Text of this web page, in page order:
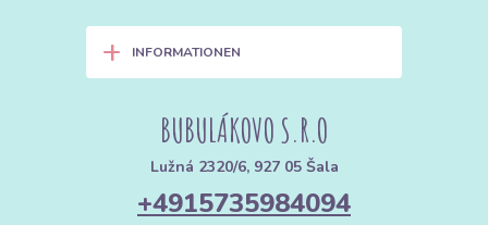
+ INFORMATIONEN
BUBULÁKOVO S.R.O
Lužná 2320/6, 927 05 Šala
+4915735984094